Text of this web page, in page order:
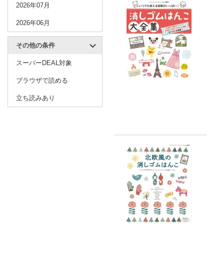
2026年07月
2026年06月
その他の条件
スーパーDEAL対象
ブラウザで読める
立ち読みあり